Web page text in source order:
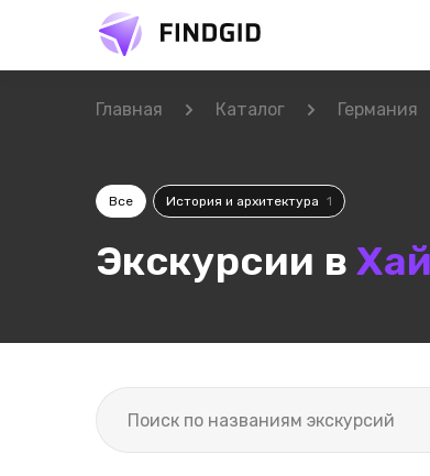
Главная Каталог Германия
Все История и архитектура 1
Экскурсии в